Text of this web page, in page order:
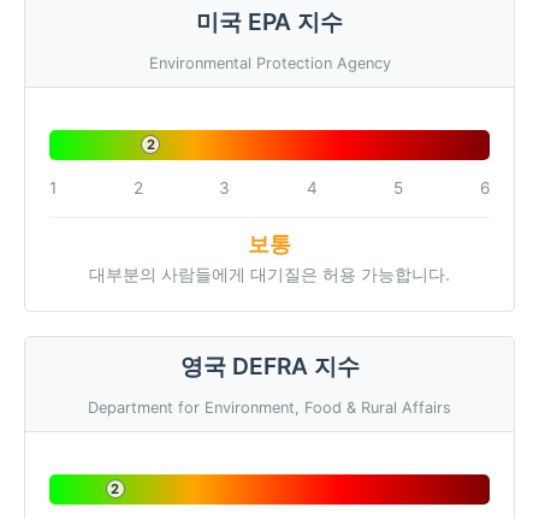
미국 EPA 지수
Environmental Protection Agency
2
1 2 3 4 5 6
보통
대부분의 사람들에게 대기질은 허용 가능합니다.
영국 DEFRA 지수
Department for Environment, Food & Rural Affairs
2